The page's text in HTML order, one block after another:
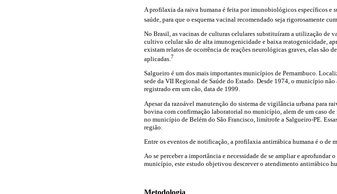
A profilaxia da raiva humana é feita por imunobiológicos específicos e
saúde, para que o esquema vacinal recomendado seja rigorosamente
No Brasil, as vacinas de culturas celulares substituíram a utilização de
cultivo celular são de alta imunogenicidade e baixa reatogenicidade,
existam relatos de ocorrência de reações neurológicas graves, elas
aplicadas.7
Salgueiro é um dos mais importantes municípios de Pernambuco.
sede da VII Regional de Saúde do Estado. Desde 1974, o município
registrado em um cão, data de 1999.
Apesar da razoável manutenção do sistema de vigilância urbana para
bovina com confirmação laboratorial no município, alem de um caso
no município de Belém do São Francisco, limítrofe a Salgueiro-PE.
região.
Entre os eventos de notificação, a profilaxia antirrábica humana é o de
Ao se perceber a importância e necessidade de se ampliar e
município, este estudo objetivou descrever o atendimento antirrábico